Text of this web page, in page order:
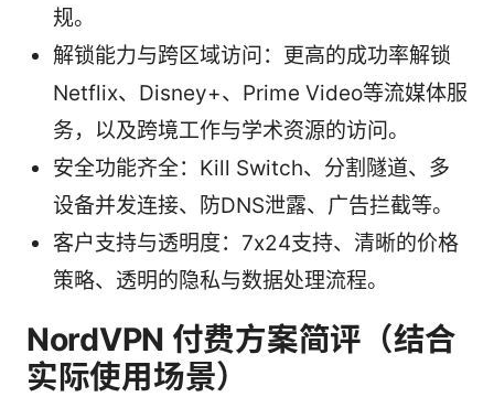
规。
解锁能力与跨区域访问：更高的成功率解锁
Netflix、Disney+、Prime Video等流媒体服
务，以及跨境工作与学术资源的访问。
安全功能齐全：Kill Switch、分割隧道、多
设备并发连接、防DNS泄露、广告拦截等。
客户支持与透明度：7x24支持、清晰的价格
策略、透明的隐私与数据处理流程。
NordVPN 付费方案简评（结合
实际使用场景）